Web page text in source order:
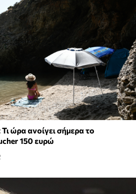
ώρα ανοίγει σήμερα το
150 ευρώ